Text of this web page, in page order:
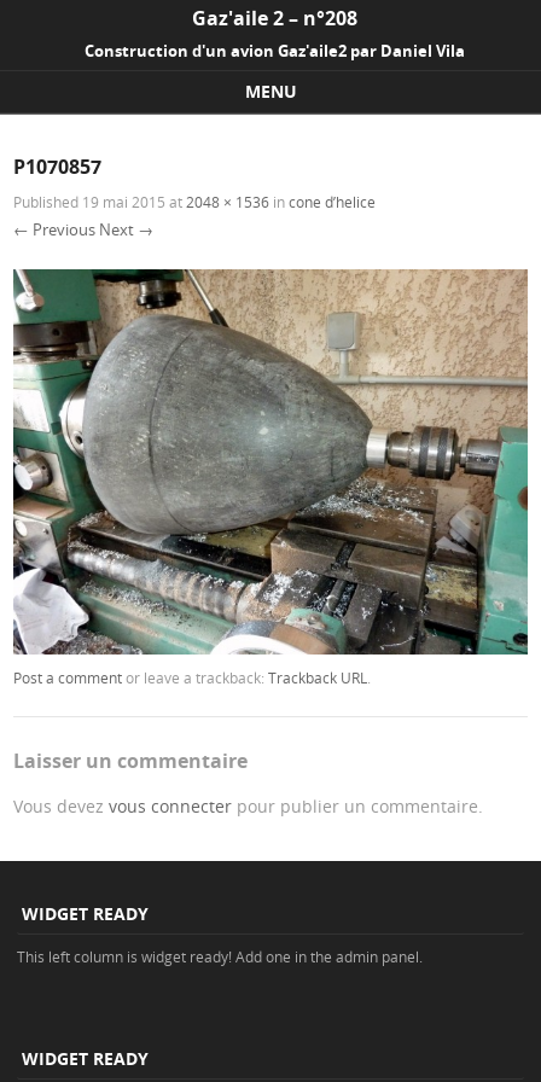
Gaz'aile 2 – n°208
Construction d'un avion Gaz'aile2 par Daniel Vila
MENU
P1070857
Published 19 mai 2015 at 2048 × 1536 incone d’helice
← Previous Next →
Post a commentor leave a trackback:Trackback URL
Laisser un commentaire
Vous devezvous connecter pour publier un commentaire.
WIDGET READY
This left column is widget ready! Add one in the admin panel.
WIDGET READY